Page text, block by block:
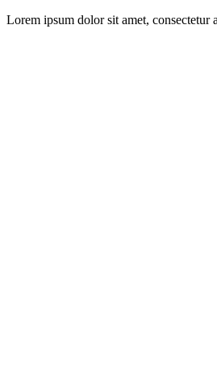
Lorem ipsum dolor sit amet,